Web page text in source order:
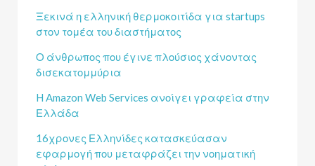
Ξεκινά η ελληνική θερμοκοιτίδα για startups
στον τομέα του διαστήματος
Ο άνθρωπος που έγινε πλούσιος χάνοντας
δισεκατομμύρια
H Amazon Web Services ανοίγει γραφεία στην
Ελλάδα
16χρονες Ελληνίδες κατασκεύασαν
εφαρμογή που μεταφράζει την νοηματική